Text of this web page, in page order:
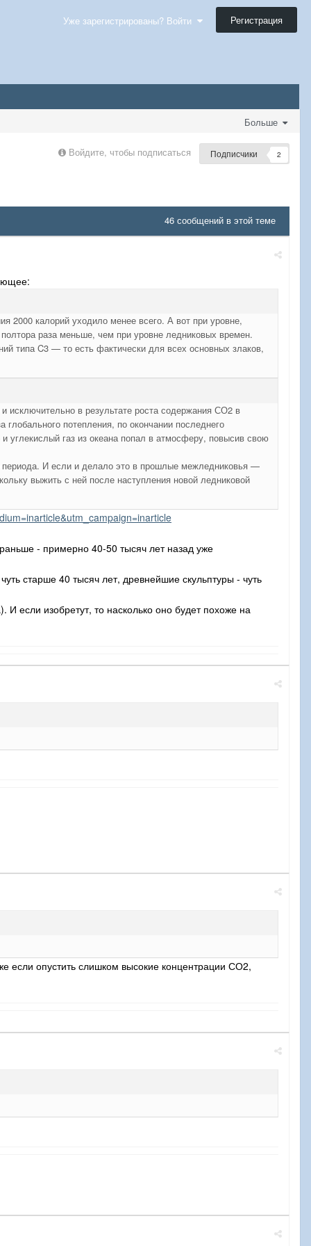
Уже зарегистрированы? Войти Регистрация
Больше
Войдите, чтобы подписаться Подписчики 2
46 сообщений в этой теме
2000 калорий уходило менее всего. А вот при уровне,
раза меньше, чем при уровне ледниковых времен.
типа C3 — то есть фактически для всех основных злаков,
исключительно в результате роста содержания СО2 в
потепления, по окончании последнего
углекислый газ из океана попал в атмосферу, повысив свою
периода. И если и делало это в прошлые межледниковья —
выжить с ней после наступления новой ледниковой
- примерно 40-50 тысяч лет назад уже
старше 40 тысяч лет, древнейшие скульптуры - чуть
И если изобретут, то насколько оно будет похоже на
если опустить слишком высокие концентрации СО2,